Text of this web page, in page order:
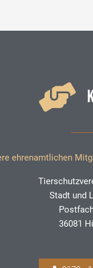
ehrenamtlichen
Stadt und
36081